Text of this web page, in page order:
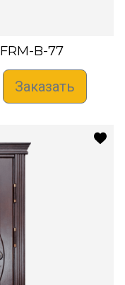
FRM-B-77
Заказать